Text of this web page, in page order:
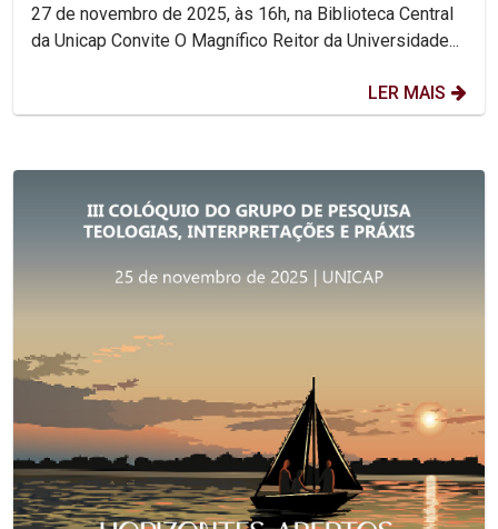
27 de novembro de 2025, às 16h, na Biblioteca Central
da Unicap Convite O Magnífico Reitor da Universidade...
LER MAIS